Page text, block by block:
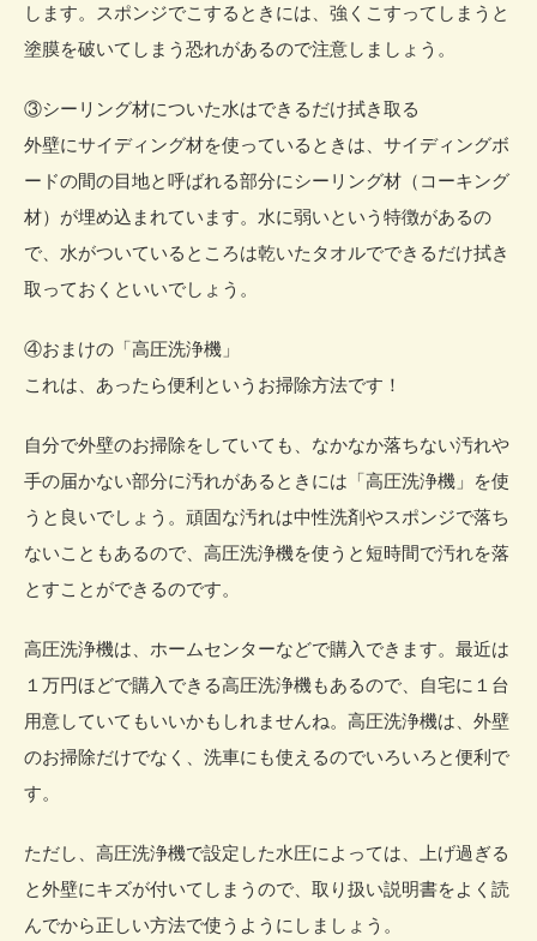
します。スポンジでこするときには、強くこすってしまうと
塗膜を破いてしまう恐れがあるので注意しましょう。
③シーリング材についた水はできるだけ拭き取る
外壁にサイディング材を使っているときは、サイディングボ
ードの間の目地と呼ばれる部分にシーリング材（コーキング
材）が埋め込まれています。水に弱いという特徴があるの
で、水がついているところは乾いたタオルでできるだけ拭き
取っておくといいでしょう。
④おまけの「高圧洗浄機」
これは、あったら便利というお掃除方法です！
自分で外壁のお掃除をしていても、なかなか落ちない汚れや
手の届かない部分に汚れがあるときには「高圧洗浄機」を使
うと良いでしょう。頑固な汚れは中性洗剤やスポンジで落ち
ないこともあるので、高圧洗浄機を使うと短時間で汚れを落
とすことができるのです。
高圧洗浄機は、ホームセンターなどで購入できます。最近は
１万円ほどで購入できる高圧洗浄機もあるので、自宅に１台
用意していてもいいかもしれませんね。高圧洗浄機は、外壁
のお掃除だけでなく、洗車にも使えるのでいろいろと便利で
す。
ただし、高圧洗浄機で設定した水圧によっては、上げ過ぎる
と外壁にキズが付いてしまうので、取り扱い説明書をよく読
んでから正しい方法で使うようにしましょう。